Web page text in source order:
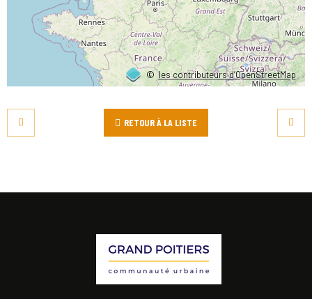
©les contributeurs d’OpenStreetMap
RETOUR À LA LISTE